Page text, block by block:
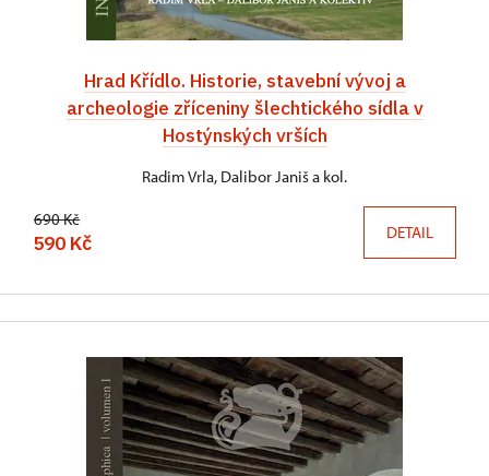
Hrad Křídlo. Historie, stavební vývoj a
archeologie zříceniny šlechtického sídla v
Hostýnských vrších
Radim Vrla, Dalibor Janiš a kol.
690 Kč
590 Kč DETAIL